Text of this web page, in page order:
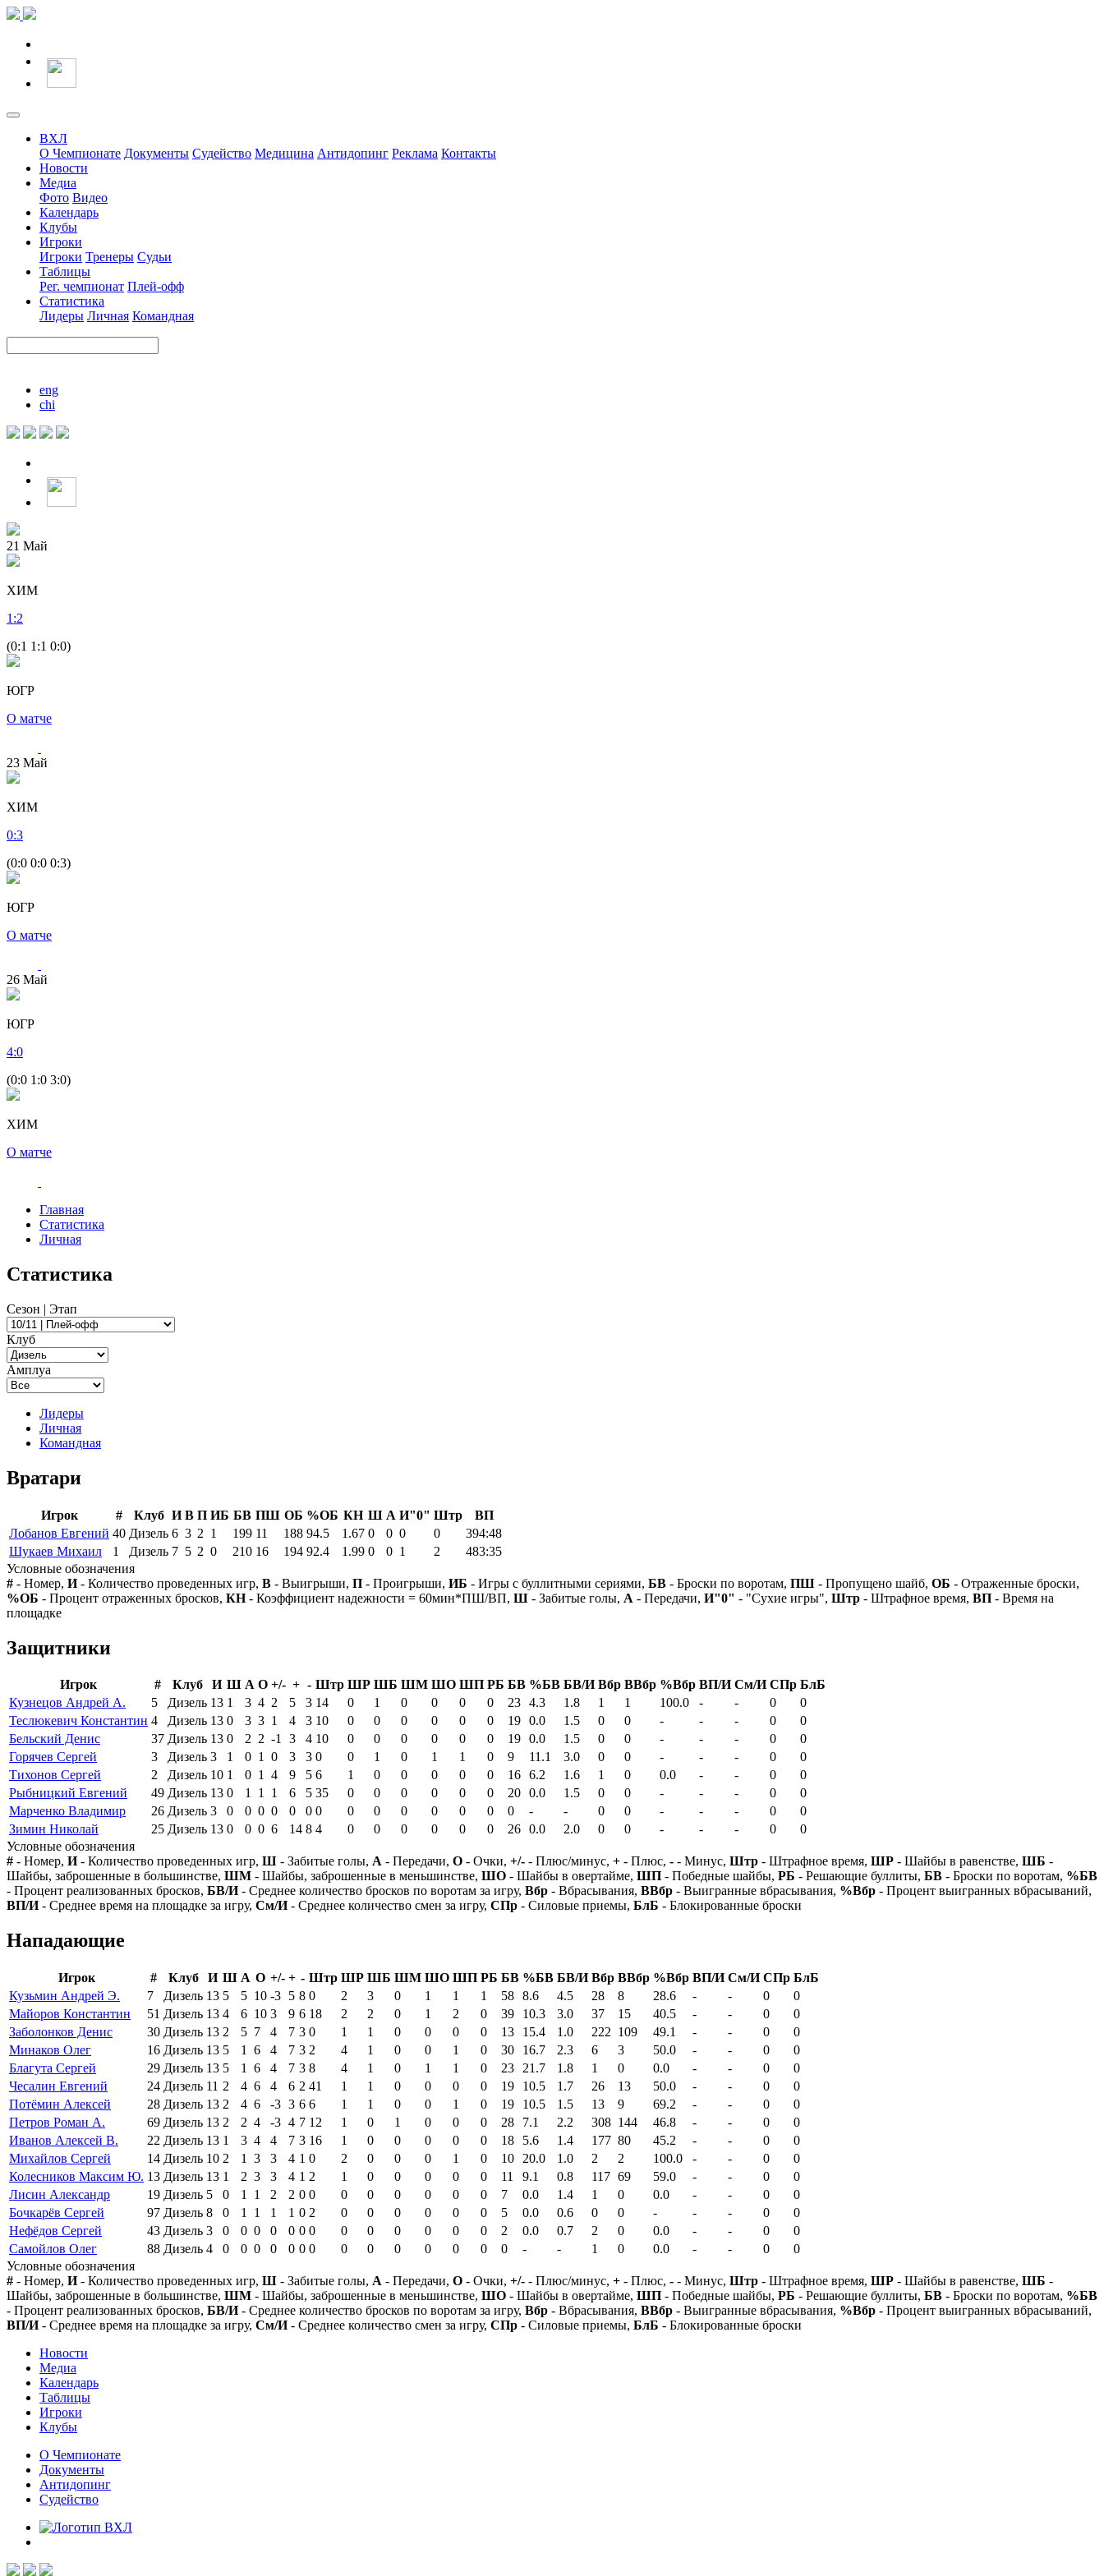
ВХЛ
О Чемпионате Документы Судейство Медицина Антидопинг Реклама Контакты
Новости
Медиа
Фото Видео
Календарь
Клубы
Игроки
Игроки Тренеры Судьи
Таблицы
Рег. чемпионат Плей-офф
Статистика
Лидеры Личная Командная
eng
chi
21 Май
ХИМ
1 :2
(0:1 1:1 0:0)
ЮГР
О матче
23 Май
ХИМ
0:3
(0:0 0:0 0:3)
ЮГР
О матче
26 Май
ЮГР
4:0
(0:0 1:0 3:0)
ХИМ
О матче
Главная
Статистика
Личная
Статистика
Сезон | Этап
Клуб
Амплуа
Лидеры
Личная
Командная
Вратари
Игрок # Клуб И В П ИБ БВ ПШ ОБ %ОБ КН Ш А И"0" Штр
ВП
Лобанов Евгений 40 Дизель 6 3 2 1 199 11 188 94.5 1.67 0 0 0 0
394:48
Шукаев Михаил
1 Дизель 7 5 2 0 210 16 194 92.4 1.99 0 0 1 2
483:35
Условные обозначения
# - Номер, И- Количество проведенных игр, В - Выигрыши, П - Проигрыши, ИБ - Игры с буллитными сериями, БВ - Броски по воротам, ПШ - Пропущено шайб, ОБ - Отраженные броски,
%ОБ - Процент отраженных бросков, КН- Коэффициент надежности = 60мин*ПШ/ВП, Ш - Забитые голы, А - Передачи, И"0" - "Сухие игры", Штр - Штрафное время, ВП - Время на
площадке
Защитники
Игрок # Клуб И Ш А О +/- + - Штр ШР ШБ ШМ ШО ШП РБ БВ %БВ БВ/И Вбр ВВбр %Вбр ВП/И См/И СПр БлБ
Кузнецов Андрей А.
5 Дизель 13 1 3 4 2 5 3 14 0 1 0 0 0 0 23 4.3 1.8 1 1 100.0 - - 0
0
Теслюкевич Константин 4 Дизель 13 0 3 3 1 4 3 10 0 0 0 0 0 0 19 0.0 1.5 0 0 - - - 0
0
Бельский Денис
37 Дизель 13 0 2 2 -1 3 4 10 0 0 0 0 0 0 19 0.0 1.5 0 0 - - - 0
0
Горячев Сергей
3 Дизель 3 1 0 1 0 3 3 0 0 1 0 1 1 0 9 11.1 3.0 0 0 - - - 0
0
Тихонов Сергей
2 Дизель 10 1 0 1 4 9 5 6 1 0 0 0 0 0 16 6.2 1.6 1 0 0.0 - - 0
0
Рыбницкий Евгений
49 Дизель 13 0 1 1 1 6 5 35 0 0 0 0 0 0 20 0.0 1.5 0 0 - - - 0
0
Марченко Владимир
26 Дизель 3 0 0 0 0 0 0 0 0 0 0 0 0 0 0 - - 0 0 - - - 0
0
Зимин Николай
25 Дизель 13 0 0 0 6 14 8 4 0 0 0 0 0 0 26 0.0 2.0 0 0 - - - 0
0
Условные обозначения
# - Номер, И- Количество проведенных игр, Ш - Забитые голы, А - Передачи, О - Очки, +/- - Плюс/минус, + - Плюс, - - Минус, Штр - Штрафное время, ШР - Шайбы в равенстве, ШБ -
Шайбы, заброшенные в большинстве, ШМ - Шайбы, заброшенные в меньшинстве, ШО - Шайбы в овертайме, ШП - Победные шайбы, РБ - Решающие буллиты, БВ - Броски по воротам, %БВ
- Процент реализованных бросков, БВ/И- Среднее количество бросков по воротам за игру, Вбр - Вбрасывания, ВВбр - Выигранные вбрасывания, %Вбр - Процент выигранных вбрасываний,
ВП/И- Среднее время на площадке за игру, См/И- Среднее количество смен за игру, СПр - Силовые приемы, БлБ - Блокированные броски
Нападающие
Игрок # Клуб И Ш А О +/- + - Штр ШР ШБ ШМ ШО ШП РБ БВ %БВ БВ/И Вбр ВВбр %Вбр ВП/И См/И СПр БлБ
Кузьмин Андрей Э.
7 Дизель 13 5 5 10 -3 5 8 0 2 3 0 1 1 1 58 8.6 4.5 28 8 28.6 - - 0
0
Майоров Константин
51 Дизель 13 4 6 10 3 9 6 18 2 2 0 1 2 0 39 10.3 3.0 37 15 40.5 - - 0
0
Заболонков Денис
30 Дизель 13 2 5 7 4 7 3 0 1 1 0 0 0 0 13 15.4 1.0 222 109 49.1 - - 0
0
Минаков Олег
16 Дизель 13 5 1 6 4 7 3 2 4 1 0 0 1 0 30 16.7 2.3 6 3 50.0 - - 0
0
Благута Сергей
29 Дизель 13 5 1 6 4 7 3 8 4 1 0 1 1 0 23 21.7 1.8 1 0 0.0 - - 0
0
Чесалин Евгений
24 Дизель 11 2 4 6 4 6 2 41 1 1 0 0 0 0 19 10.5 1.7 26 13 50.0 - - 0
0
Потёмин Алексей
28 Дизель 13 2 4 6 -3 3 6 6 1 1 0 0 1 0 19 10.5 1.5 13 9 69.2 - - 0
0
Петров Роман А.
69 Дизель 13 2 2 4 -3 4 7 12 1 0 1 0 0 0 28 7.1 2.2 308 144 46.8 - - 0
0
Иванов Алексей В.
22 Дизель 13 1 3 4 4 7 3 16 1 0 0 0 0 0 18 5.6 1.4 177 80 45.2 - - 0
0
Михайлов Сергей
14 Дизель 10 2 1 3 3 4 1 0 2 0 0 0 1 0 10 20.0 1.0 2 2 100.0 - - 0
0
Колесников Максим Ю. 13 Дизель 13 1 2 3 3 4 1 2 1 0 0 0 0 0 11 9.1 0.8 117 69 59.0 - - 0
0
Лисин Александр
19 Дизель 5 0 1 1 2 2 0 0 0 0 0 0 0 0 7 0.0 1.4 1 0 0.0 - - 0
0
Бочкарёв Сергей
97 Дизель 8 0 1 1 1 1 0 2 0 0 0 0 0 0 5 0.0 0.6 0 0 - - - 0
0
Нефёдов Сергей
43 Дизель 3 0 0 0 0 0 0 0 0 0 0 0 0 0 2 0.0 0.7 2 0 0.0 - - 0
0
Самойлов Олег
88 Дизель 4 0 0 0 0 0 0 0 0 0 0 0 0 0 0 - - 1 0 0.0 - - 0
0
Условные обозначения
# - Номер, И- Количество проведенных игр, Ш - Забитые голы, А - Передачи, О - Очки, +/- - Плюс/минус, + - Плюс, - - Минус, Штр - Штрафное время, ШР - Шайбы в равенстве, ШБ -
Шайбы, заброшенные в большинстве, ШМ - Шайбы, заброшенные в меньшинстве, ШО - Шайбы в овертайме, ШП - Победные шайбы, РБ - Решающие буллиты, БВ - Броски по воротам, %БВ
- Процент реализованных бросков, БВ/И- Среднее количество бросков по воротам за игру, Вбр - Вбрасывания, ВВбр - Выигранные вбрасывания, %Вбр - Процент выигранных вбрасываний,
ВП/И- Среднее время на площадке за игру, См/И- Среднее количество смен за игру, СПр - Силовые приемы, БлБ - Блокированные броски
Новости
Медиа
Календарь
Таблицы
Игроки
Клубы
О Чемпионате
Документы
Антидопинг
Судейство